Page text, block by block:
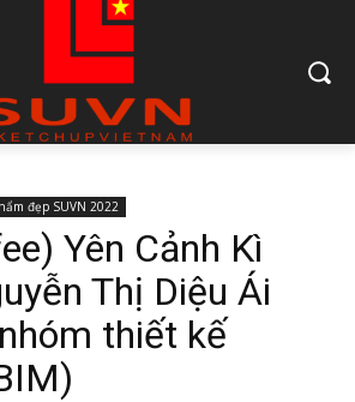
đẹp SUVN 2022
Yên Cảnh Kì
Thị Diệu Ái
thiết kế